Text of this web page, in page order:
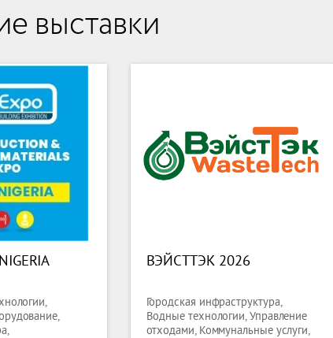
выставки
ВЭЙСТТЭК 2026
Городская инфраструктура,
Водные технологии, Управление
отходами, Коммунальные услуги,